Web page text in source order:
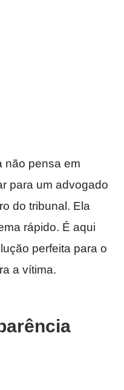
não pensa em
para um advogado
do tribunal. Ela
rápido. É aqui
perfeita para o
a vítima.